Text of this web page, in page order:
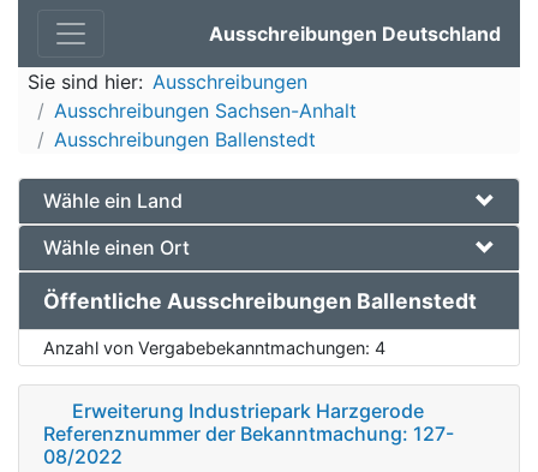
Ausschreibungen Deutschland
Sie sind hier: Ausschreibungen
Ausschreibungen Sachsen-Anhalt
Ausschreibungen Ballenstedt
Wähle ein Land
Wähle einen Ort
Öffentliche Ausschreibungen Ballenstedt
Anzahl von Vergabebekanntmachungen: 4
Erweiterung Industriepark Harzgerode
Referenznummer der Bekanntmachung: 127-
08/2022